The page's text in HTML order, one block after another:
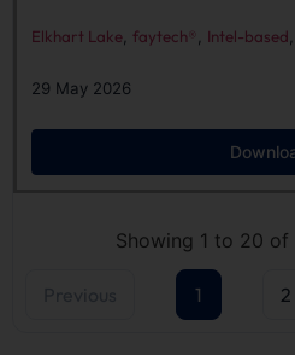
Elkhart Lake faytech® Intel-based
29 May 2026
Showing 1 to 20
1 2